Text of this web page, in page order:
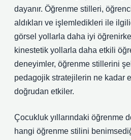
dayanır. Öğrenme stilleri,
aldıkları ve işlemledikleri ile
görsel yollarla daha iyi
kinestetik yollarla daha etkili
deneyimler, öğrenme stillerini
pedagojik stratejilerin ne kadar
doğrudan etkiler.
Çocukluk yıllarındaki öğrenme
hangi öğrenme stilini